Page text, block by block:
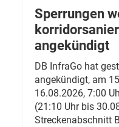
Sperrungen
angekündigt
DB InfraGo hat
angekündigt, am
16.08.2026, 7:00
(21:10 Uhr bis
Streckenabschnitt